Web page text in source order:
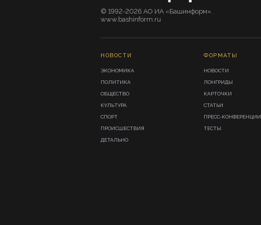
© 1992-2026 АО ИА «Башинформ».
www.bashinform.ru
НОВОСТИ
ЭКОНОМИКА
ПОЛИТИКА
ОБЩЕСТВО
КУЛЬТУРА
СПОРТ
ПРОИСШЕСТВИЯ
ДЕТАЛЬНО
ФОРМАТЫ
НОВОСТИ
ЛОНГРИДЫ
КАРТОЧКИ
СТАТЬИ
ПРЕСС-КОНФЕРЕНЦИИ
ТЕСТЫ